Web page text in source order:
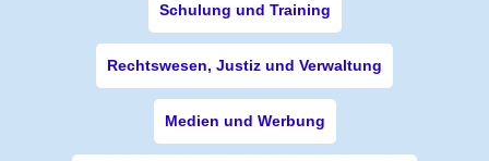
Schulung und Training
Rechtswesen, Justiz und Verwaltung
Medien und Werbung